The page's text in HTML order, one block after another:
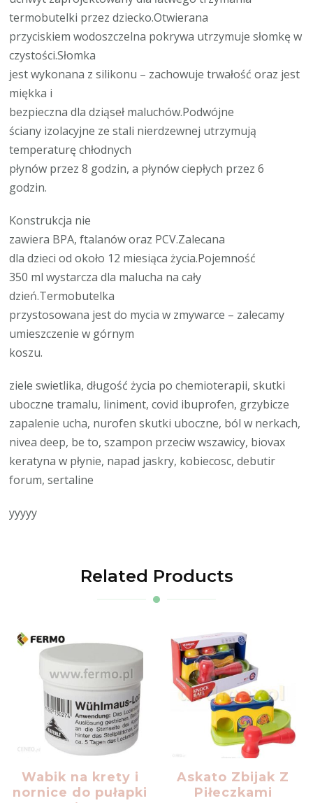
termobutelki przez dziecko.Otwierana
przyciskiem wodoszczelna pokrywa utrzymuje słomkę w
czystości.Słomka
jest wykonana z silikonu – zachowuje trwałość oraz jest
miękka i
bezpieczna dla dziąseł maluchów.Podwójne
ściany izolacyjne ze stali nierdzewnej utrzymują
temperaturę chłodnych
płynów przez 8 godzin, a płynów ciepłych przez 6
godzin.
Konstrukcja nie
zawiera BPA, ftalanów oraz PCV.Zalecana
dla dzieci od około 12 miesiąca życia.Pojemność
350 ml wystarcza dla malucha na cały
dzień.Termobutelka
przystosowana jest do mycia w zmywarce – zalecamy
umieszczenie w górnym
koszu.
ziele swietlika, długość życia po chemioterapii, skutki
uboczne tramalu, liniment, covid ibuprofen, grzybicze
zapalenie ucha, nurofen skutki uboczne, ból w nerkach,
nivea deep, be to, szampon przeciw wszawicy, biovax
keratyna w płynie, napad jaskry, kobiecosc, debutir
forum, sertaline
yyyyy
Related Products
Wabik na krety i
nornice do pułapki
Askato Zbijak Z
Piłeczkami